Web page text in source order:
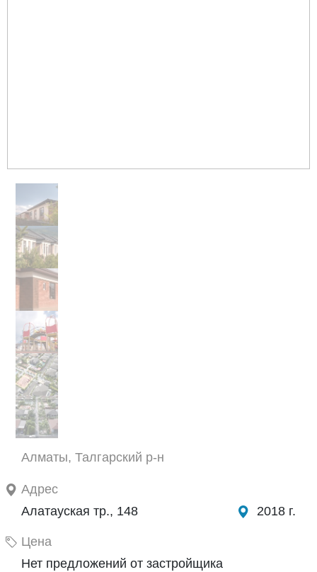
Алматы, Талгарский р-н
Адрес
Алатауская тр., 148
2018 г.
Цена
Нет предложений от застройщика